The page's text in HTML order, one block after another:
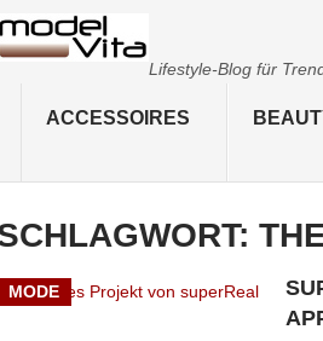
Lifestyle-Blog für
ACCESSOIRES
MODE